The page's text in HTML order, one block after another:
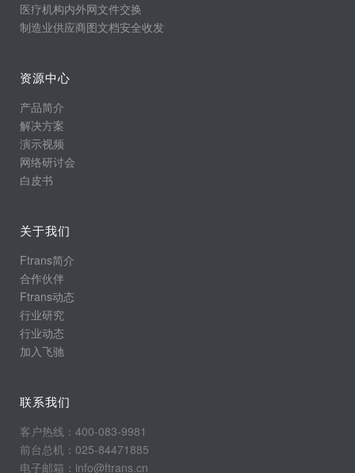
医疗机构内外网文件交换
制造业供应商图文档安全收发
资源中心
产品简介
解决方案
演示视频
网络研讨会
白皮书
关于我们
Ftrans简介
合作伙伴
Ftrans动态
行业研究
行业动态
加入飞驰
联系我们
客户热线：400-083-9981
前台总机：025-84471885
电子邮箱：info@ftrans.cn